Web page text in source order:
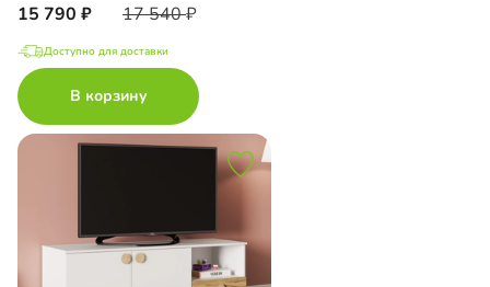
15 790 17 540
Доступно для доставки
В корзину